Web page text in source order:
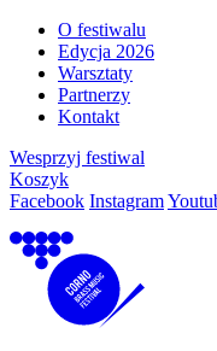
O festiwalu
Edycja 2026
Warsztaty
Partnerzy
Kontakt
Wesprzyj festiwal
Koszyk
Facebook Instagram